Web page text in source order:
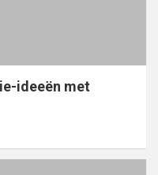
ideeën met